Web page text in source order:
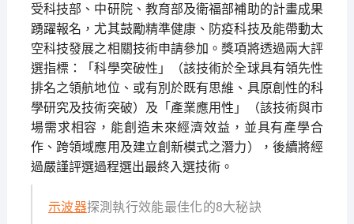
受科技部、中研院、教育部及衛福部補助的計畫成果
踴躍報名，尤其鼓勵精準健康、防疫科技及能帶動太
空科技發展之相關技術申請參加。獎項將透過兩大評
選指標：「科學突破性」（該技術於全球具有領先性
排名之領航地位、或有別於既有思維、具原創性的科
學研究及技術突破）及「產業應用性」（該技術與市
場需求相容，能創造未來經濟效益，並具有產學合
作、跨領域應用及建立創新模式之潛力），後續將經
過嚴謹評選過程選出最終入選技術。
示波器探測執行效能最佳化的8大秘訣